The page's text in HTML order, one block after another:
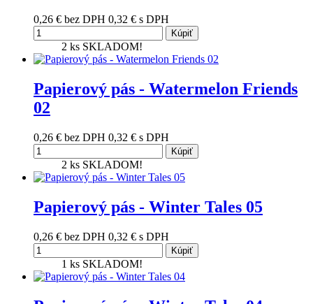
0,26 € bez DPH 0,32 € s DPH
Kúpiť
2 ks SKLADOM!
Papierový pás - Watermelon Friends
02
0,26 € bez DPH 0,32 € s DPH
Kúpiť
2 ks SKLADOM!
Papierový pás - Winter Tales 05
0,26 € bez DPH 0,32 € s DPH
Kúpiť
1 ks SKLADOM!